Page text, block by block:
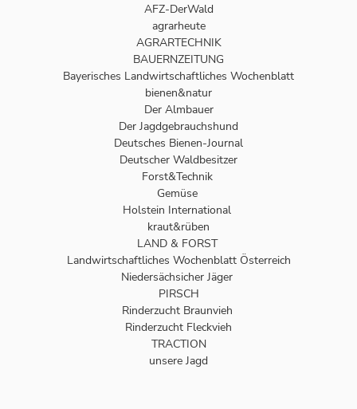
AFZ-DerWald
agrarheute
AGRARTECHNIK
BAUERNZEITUNG
Bayerisches Landwirtschaftliches Wochenblatt
bienen&natur
Der Almbauer
Der Jagdgebrauchshund
Deutsches Bienen-Journal
Deutscher Waldbesitzer
Forst&Technik
Gemüse
Holstein International
kraut&rüben
LAND & FORST
Landwirtschaftliches Wochenblatt Österreich
Niedersächsicher Jäger
PIRSCH
Rinderzucht Braunvieh
Rinderzucht Fleckvieh
TRACTION
unsere Jagd